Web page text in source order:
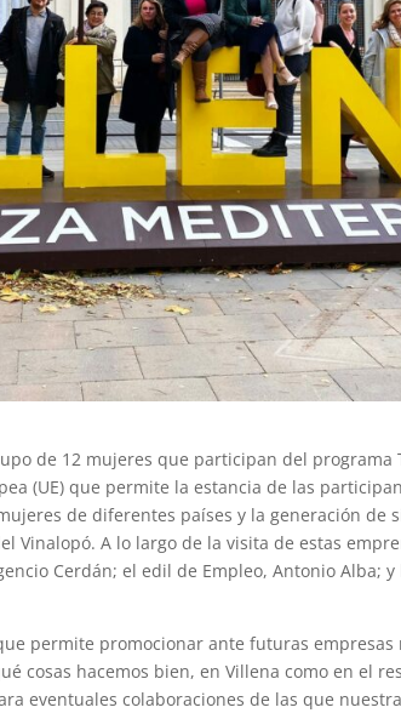
de 12 mujeres que participan del programa
(UE) que permite la estancia de las
de diferentes países y la generación de
Vinalopó. A lo largo de la visita de estas
Cerdán; el edil de Empleo, Antonio Alba;
permite promocionar ante futuras
cosas hacemos bien, en Villena como en el
eventuales colaboraciones de las que